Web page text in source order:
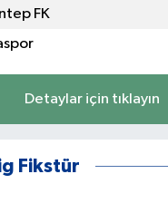
FK
Detaylar için tıklayın
Fikstür